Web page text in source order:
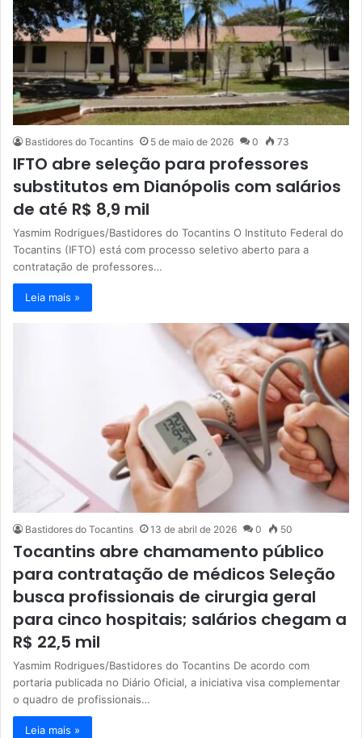
Bastidores do Tocantins 5 de maio de 2026 0 73
IFTO abre seleção para professores
substitutos em Dianópolis com salários
de até R$ 8,9 mil
Yasmim Rodrigues/Bastidores do Tocantins O Instituto Federal do
Tocantins (IFTO) está com processo seletivo aberto para a
contratação de professores…
Leia mais »
Bastidores do Tocantins 13 de abril de 2026 0 50
Tocantins abre chamamento público
para contratação de médicos Seleção
busca profissionais de cirurgia geral
para cinco hospitais; salários chegam a
R$ 22,5 mil
Yasmim Rodrigues/Bastidores do Tocantins De acordo com
portaria publicada no Diário Oficial, a iniciativa visa complementar
o quadro de profissionais…
Leia mais »